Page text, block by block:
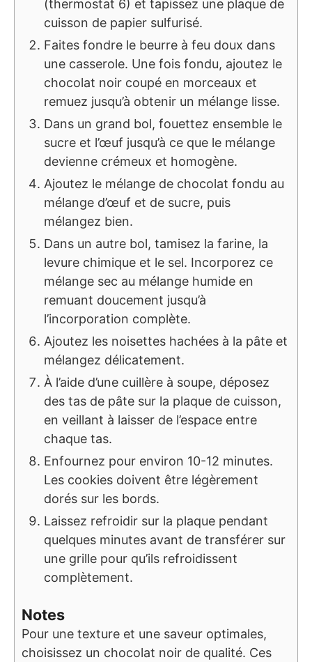
(thermostat 6) et tapissez une plaque de
cuisson de papier sulfurisé.
Faites fondre le beurre à feu doux dans
une casserole. Une fois fondu, ajoutez le
chocolat noir coupé en morceaux et
remuez jusqu’à obtenir un mélange lisse.
Dans un grand bol, fouettez ensemble le
sucre et l’œuf jusqu’à ce que le mélange
devienne crémeux et homogène.
Ajoutez le mélange de chocolat fondu au
mélange d’œuf et de sucre, puis
mélangez bien.
Dans un autre bol, tamisez la farine, la
levure chimique et le sel. Incorporez ce
mélange sec au mélange humide en
remuant doucement jusqu’à
l’incorporation complète.
Ajoutez les noisettes hachées à la pâte et
mélangez délicatement.
À l’aide d’une cuillère à soupe, déposez
des tas de pâte sur la plaque de cuisson,
en veillant à laisser de l’espace entre
chaque tas.
Enfournez pour environ 10-12 minutes.
Les cookies doivent être légèrement
dorés sur les bords.
Laissez refroidir sur la plaque pendant
quelques minutes avant de transférer sur
une grille pour qu’ils refroidissent
complètement.
Notes
Pour une texture et une saveur optimales,
choisissez un chocolat noir de qualité. Ces